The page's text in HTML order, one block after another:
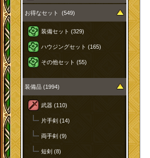
お得なセット (549)
装備セット (329)
ハウジングセット (165)
その他セット (55)
装備品 (1994)
武器 (110)
片手剣 (14)
両手剣 (9)
短剣 (8)